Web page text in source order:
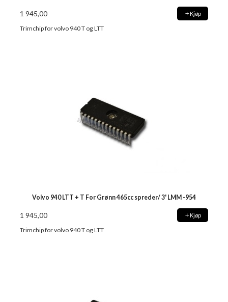
1 945,00 Kjøp
Trimchip for volvo 940 T og LTT
Volvo 940 LTT + T For Grønn 465cc spreder/ 3' LMM -954
1 945,00 Kjøp
Trimchip for volvo 940 T og LTT